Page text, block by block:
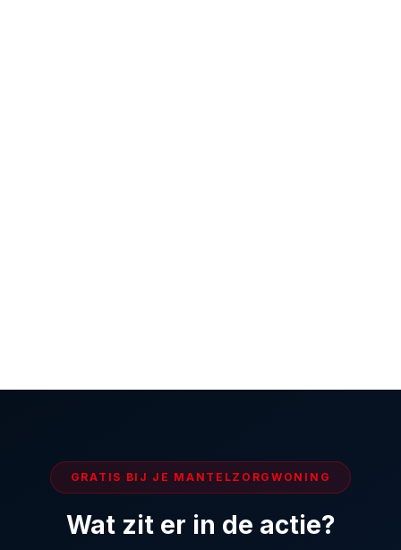
GRATIS BIJ JE MANTELZORGWONING
Wat zit er in de actie?